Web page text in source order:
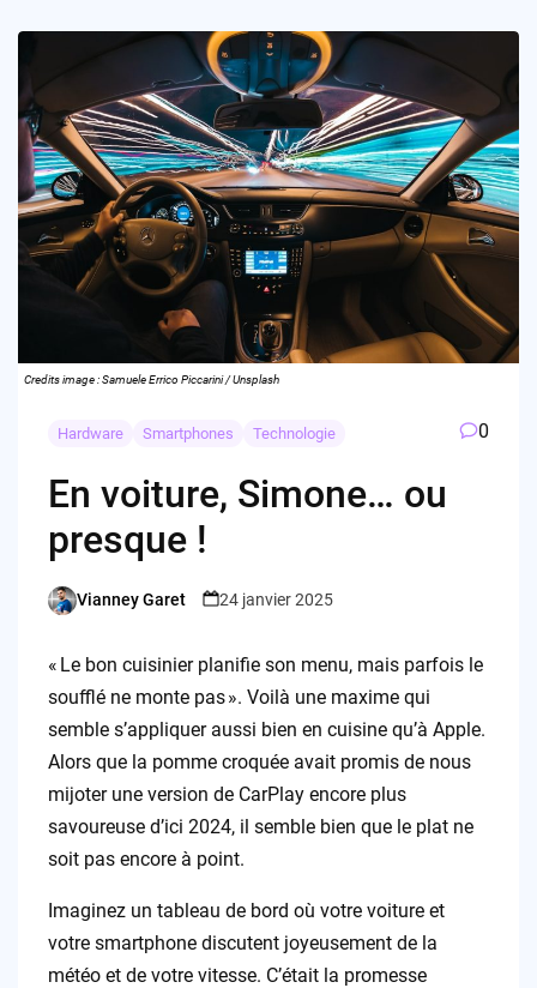
Credits image : Samuele Errico Piccarini / Unsplash
Hardware Smartphones Technologie 0
En voiture, Simone… ou
presque !
Posted
Vianney Garet 24 janvier 2025
« Le bon cuisinier planifie son menu, mais parfois le
soufflé ne monte pas ». Voilà une maxime qui
semble s’appliquer aussi bien en cuisine qu’à Apple.
Alors que la pomme croquée avait promis de nous
mijoter une version de CarPlay encore plus
savoureuse d’ici 2024, il semble bien que le plat ne
soit pas encore à point.
Imaginez un tableau de bord où votre voiture et
votre smartphone discutent joyeusement de la
météo et de votre vitesse. C’était la promesse